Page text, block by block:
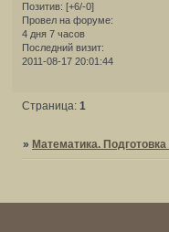
Позитив: [+6/-0]
Провел на форуме:
4 дня 7 часов
Последний визит:
2011-08-17 20:01:44
Страница:1
» Математика.